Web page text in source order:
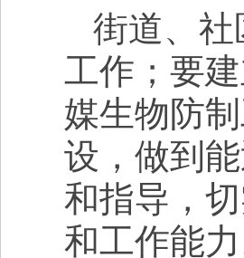
街道、
工作；要
媒生物防
设，做到
和指导，
和工作能力